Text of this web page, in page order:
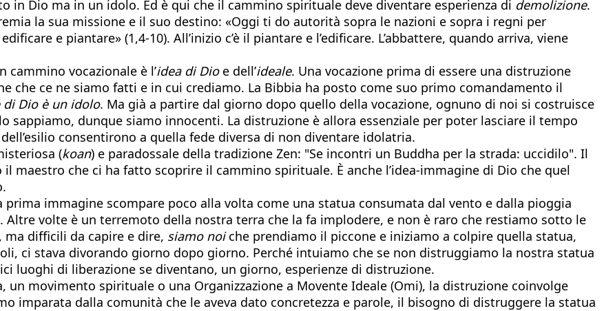
in Dio ma in un idolo. Ed è qui che il cammino spirituale deve diventare esperienza di demolizione.
la sua missione e il suo destino: «Oggi ti do autorità sopra le nazioni e sopra i regni per
e piantare» (1,4-10). All’inizio c’è il piantare e l’edificare. L’abbattere, quando arriva, viene
vocazionale è l’idea di Dioe dell’ideale. Una vocazione prima di essere una distruzione
che ce ne siamo fatti e in cui crediamo. La Bibbia ha posto come suo primo comandamento il
Dio è un idolo. Ma già a partire dal giorno dopo quello della vocazione, ognuno di noi si costruisce
sappiamo, dunque siamo innocenti. La distruzione è allora essenziale per poter lasciare il tempo
consentirono a quella fede diversa di non diventare idolatria.
(koan) e paradossale della tradizione Zen: "Se incontri un Buddha per la strada: uccidilo". Il
che ci ha fatto scoprire il cammino spirituale. È anche l’idea-immagine di Dio che quel
immagine scompare poco alla volta come una statua consumata dal vento e dalla pioggia
volte è un terremoto della nostra terra che la fa implodere, e non è raro che restiamo sotto le
difficili da capire e dire, siamo noiche prendiamo il piccone e iniziamo a colpire quella statua,
ci stava divorando giorno dopo giorno. Perché intuiamo che se non distruggiamo la nostra statua
luoghi di liberazione se diventano, un giorno, esperienze di distruzione.
movimento spirituale o una Organizzazione a Movente Ideale (Omi), la distruzione coinvolge
imparata dalla comunità che le aveva dato concretezza e parole, il bisogno di distruggere la statua